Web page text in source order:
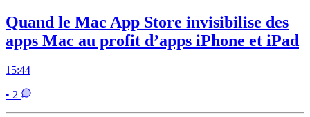
Quand le Mac App Store invisibilise des
apps Mac au profit d’apps iPhone et iPad
15:44
• 2